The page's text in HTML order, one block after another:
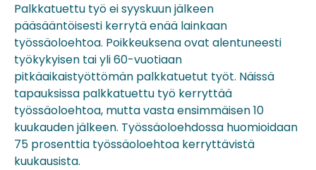
Palkkatuettu työ ei syyskuun jälkeen
pääsääntöisesti kerrytä enää lainkaan
työssäoloehtoa. Poikkeuksena ovat alentuneesti
työkykyisen tai yli 60-vuotiaan
pitkäaikaistyöttömän palkkatuetut työt. Näissä
tapauksissa palkkatuettu työ kerryttää
työssäoloehtoa, mutta vasta ensimmäisen 10
kuukauden jälkeen. Työssäoloehdossa huomioidaan
75 prosenttia työssäoloehtoa kerryttävistä
kuukausista.